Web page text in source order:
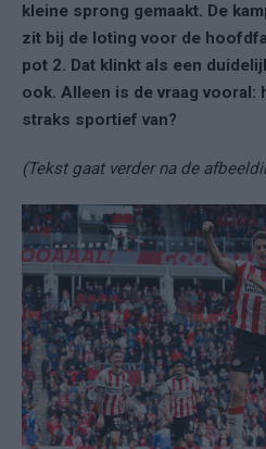
kleine sprong gemaakt. De
zit bij de loting voor de
pot 2. Dat klinkt als een
ook. Alleen is de vraag vooral:
straks sportief van?
(Tekst gaat verder na de